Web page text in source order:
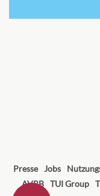
Presse Jobs
AVRB TUI Group